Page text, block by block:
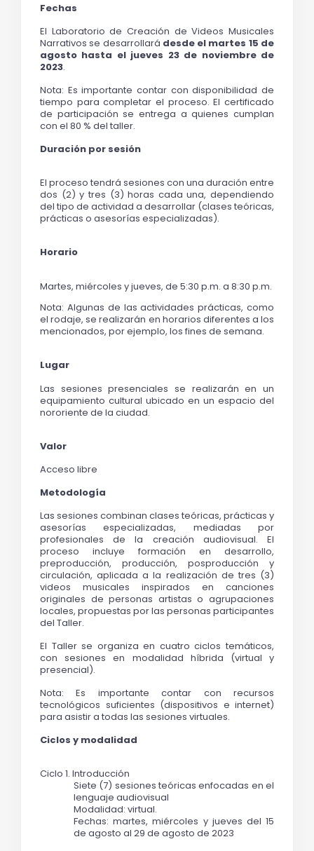
Fechas
El Laboratorio de Creación de Videos Musicales
Narrativos se desarrollará desde el martes 15 de
agosto hasta el jueves 23 de noviembre de
2023.
Nota: Es importante contar con disponibilidad de
tiempo para completar el proceso. El certificado
de participación se entrega a quienes cumplan
con el 80 % del taller.
Duración por sesión
El proceso tendrá sesiones con una duración entre
dos (2) y tres (3) horas cada una, dependiendo
del tipo de actividad a desarrollar (clases teóricas,
prácticas o asesorías especializadas).
Horario
Martes, miércoles y jueves, de 5:30 p.m. a 8:30 p.m.
Nota: Algunas de las actividades prácticas, como
el rodaje, se realizarán en horarios diferentes a los
mencionados, por ejemplo, los fines de semana.
Lugar
Las sesiones presenciales se realizarán en un
equipamiento cultural ubicado en un espacio del
nororiente de la ciudad.
Valor
Acceso libre
Metodología
Las sesiones combinan clases teóricas, prácticas y
asesorías especializadas, mediadas por
profesionales de la creación audiovisual. El
proceso incluye formación en desarrollo,
preproducción, producción, posproducción y
circulación, aplicada a la realización de tres (3)
videos musicales inspirados en canciones
originales de personas artistas o agrupaciones
locales, propuestas por las personas participantes
del Taller.
El Taller se organiza en cuatro ciclos temáticos,
con sesiones en modalidad híbrida (virtual y
presencial).
Nota: Es importante contar con recursos
tecnológicos suficientes (dispositivos e internet)
para asistir a todas las sesiones virtuales.
Ciclos y modalidad
Ciclo 1. Introducción
Siete (7) sesiones teóricas enfocadas en el
lenguaje audiovisual
Modalidad: virtual.
Fechas: martes, miércoles y jueves del 15
de agosto al 29 de agosto de 2023